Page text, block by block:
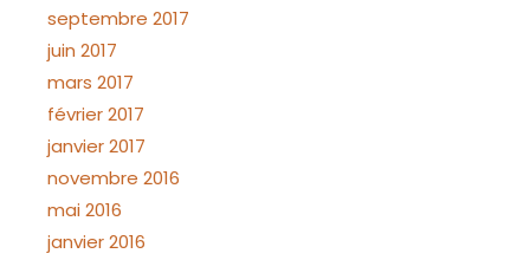
septembre 2017
juin 2017
mars 2017
février 2017
janvier 2017
novembre 2016
mai 2016
janvier 2016